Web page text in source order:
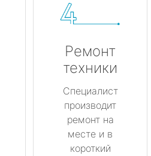
Ремонт
техники
Специалист
производит
ремонт на
месте и в
короткий